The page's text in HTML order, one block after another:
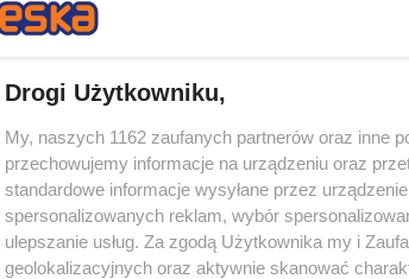
Drogi Użytkowniku,
My, naszych 1162 zaufanych partnerów oraz inne
przechowujemy informacje na urządzeniu oraz
standardowe informacje wysyłane przez
spersonalizowanych reklam, wybór
ulepszanie usług. Za zgodą Użytkownika my i
geolokalizacyjnych oraz aktywnie skanować